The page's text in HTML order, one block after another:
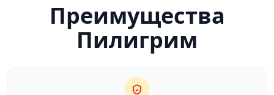
Преимущества
Пилигрим